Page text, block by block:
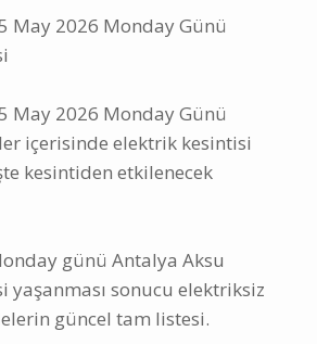
May 2026 Monday Günü
May 2026 Monday Günü
içerisinde elektrik kesintisi
kesintiden etkilenecek
günü Antalya Aksu
sonucu elektriksiz